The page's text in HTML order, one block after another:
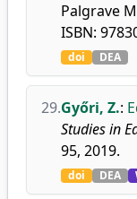
Palgrave
ISBN:
doi DEA
29.Győri, Z.:
Studies in
95, 2019.
doi DEA